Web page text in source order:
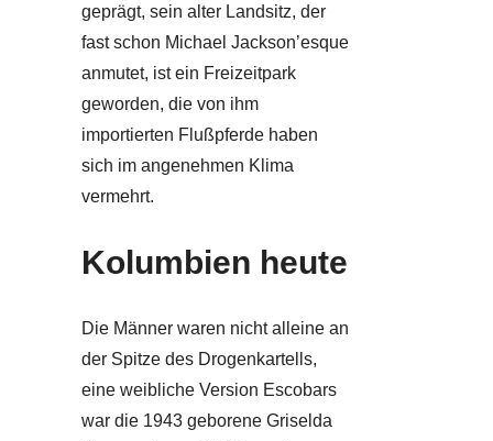
geprägt, sein alter Landsitz, der
fast schon Michael Jackson’esque
anmutet, ist ein Freizeitpark
geworden, die von ihm
importierten Flußpferde haben
sich im angenehmen Klima
vermehrt.
Kolumbien heute
Die Männer waren nicht alleine an
der Spitze des Drogenkartells,
eine weibliche Version Escobars
war die 1943 geborene Griselda